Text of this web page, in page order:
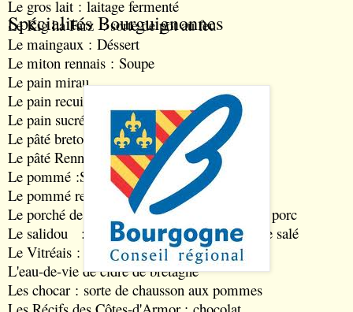
Le gros lait : laitage fermenté
Le Kig ha Farz : sorte de pot au feu
Le maingaux : Déssert
Le miton rennais : Soupe
Le pain mirau
Le pain recuit
Le pain sucré
Le pâté breton
Le pâté Rennais
Le pommé :Sorte de confiture
Le pommé rennais : boisson
Le porché de dol
: recette à base de porc
Le salidou
: crème de caramel au beurre salé
Le Vitréais : Gâteau
L'eau-de-vie de cidre de bretagne
Les chocar : sorte de chausson aux pommes
Spécialités Bourguignonnes